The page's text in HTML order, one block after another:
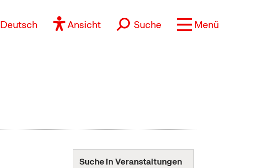
Deutsch Ansicht Suche Menü
Suche in Veranstaltungen